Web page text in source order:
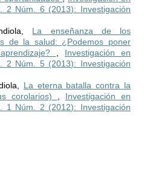
2 Núm. 6 (2013): Investigación
La enseñanza de los
de la salud: ¿Podemos poner
, Investigación en
2 Núm. 5 (2013): Investigación
La eterna batalla contra la
corolarios) , Investigación en
1 Núm. 2 (2012): Investigación